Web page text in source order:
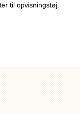
til opvisningstøj.